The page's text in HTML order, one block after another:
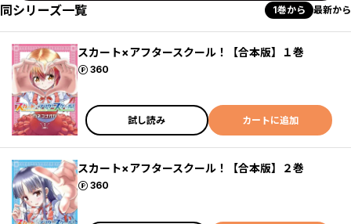
同シリーズ一覧 1巻から 最新から
スカート×アフタースクール！【合本版】１巻
360
ポイント
試し読み カートに追加
スカート×アフタースクール！【合本版】２巻
360
ポイント